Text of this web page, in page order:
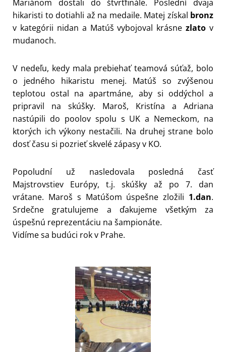
Mariánom dostali do štvrťfinále. Poslední dvaja
hikaristi to dotiahli až na medaile. Matej získal bronz
v kategórii nidan a Matúš vybojoval krásnezlato v
mudanoch.
V nedeľu, kedy mala prebiehať teamová súťaž, bolo
o jedného hikaristu menej. Matúš so zvýšenou
teplotou ostal na apartmáne, aby si oddýchol a
pripravil na skúšky. Maroš, Kristína a Adriana
nastúpili do poolov spolu s UK a Nemeckom, na
ktorých ich výkony nestačili. Na druhej strane bolo
dosť času si pozrieť skvelé zápasy v KO.
Popoludní už nasledovala posledná časť
Majstrovstiev Európy, t.j. skúšky až po 7. dan
vrátane. Maroš s Matúšom úspešne zložili 1.dan.
Srdečne gratulujeme a ďakujeme všetkým za
úspešnú reprezentáciu na šampionáte.
Vidíme sa budúci rok v Prahe.